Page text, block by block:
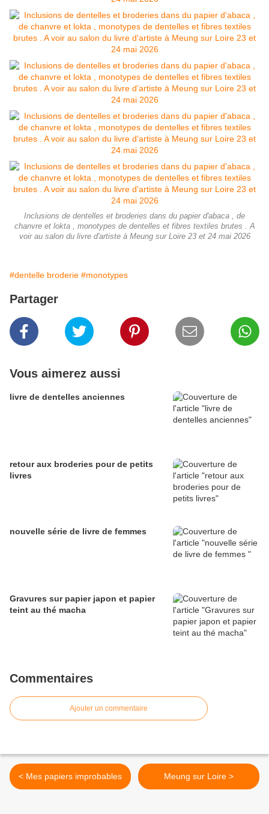
Inclusions de dentelles et broderies dans du papier d'abaca , de
chanvre et lokta , monotypes de dentelles et fibres textiles brutes . A
voir au salon du livre d'artiste à Meung sur Loire 23 et 24 mai 2026
#dentelle broderie #monotypes
Partager
Vous aimerez aussi
livre de dentelles anciennes
retour aux broderies pour de petits
livres
nouvelle série de livre de femmes
Gravures sur papier japon et papier
teint au thé macha
Commentaires
Ajouter un commentaire
< Mes papiers improbables Meung sur Loire >